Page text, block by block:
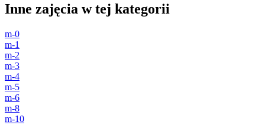
Inne zajęcia w tej kategorii
m-0
m-1
m-2
m-3
m-4
m-5
m-6
m-8
m-10